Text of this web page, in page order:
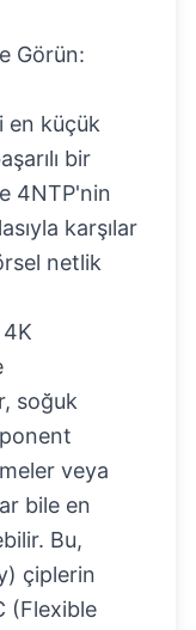
Görün:
en küçük
bir
4NTP'nin
karşılar
netlik
4K
soğuk
veya
bile en
Bu,
çiplerin
(Flexible